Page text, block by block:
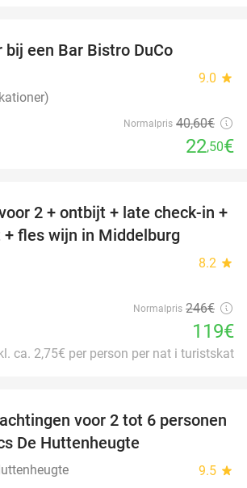
bij een Bar Bistro DuCo
9.0 star
Normalpris 40,60€
22,50€
52%
2 + ontbijt + late check-in +
fles wijn in Middelburg
8.2 star
Normalpris 246€
119€
ca. 2,75€ per person per nat i turistskat
15%
voor 2 tot 6 personen
De Huttenheugte
9.5 star